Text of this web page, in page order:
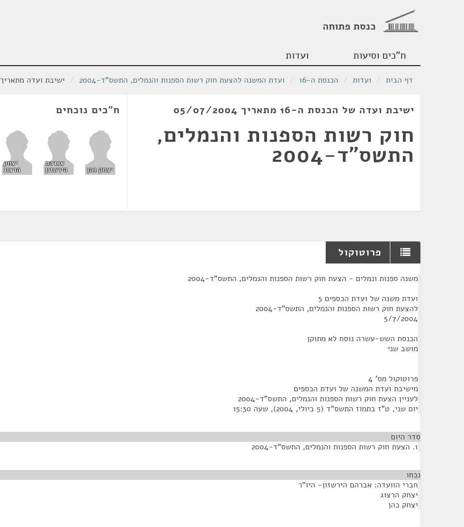
כנסת פתוחה
ח"כים וסיעות ועדות
דף הבית / ועדות / הכנסת ה-16 / ועדת המשנה להצעת חוק רשות הספנות והנמלים, התשס"ד-2004 / ישיבת ועדה מתאריך 05/07/2004
ישיבת ועדה של הכנסת ה-16 מתאריך 05/07/2004
חוק רשות הספנות והנמלים,
התשס"ד-2004
ח"כים נוכחים
יצחק כהן
אברהם
הירשזון
יצחק
הרצוג
פרוטוקול
משנה ספנות ונמלים - הצעת חוק רשות הספנות והנמלים, התשס"ד-2004
ועדת משנה של ועדת הכספים 5
להצעת חוק רשות הספנות והנמלים, התשס"ד-2004
5/7/2004
הכנסת השש-עשרה נוסח לא מתוקן
מושב שני
פרוטוקול מס' 4
מישיבת ועדת המשנה של ועדת הכספים
לעניין הצעת חוק רשות הספנות והנמלים, התשס"ד-2004
‏יום שני, ט"ז בתמוז התשס"ד (‏5 ביולי, 2004), שעה 15:30
סדר היום
1. הצעת חוק רשות הספנות והנמלים, התשס"ד-2004
נכחו
חברי הוועדה: אברהם הירשזון- היו"ר
יצחק הרצוג
יצחק כהן